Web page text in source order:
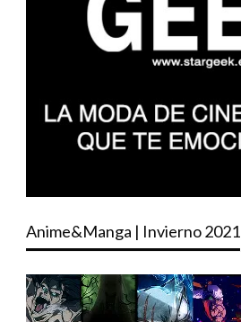
Anime&Manga | Invierno 2021